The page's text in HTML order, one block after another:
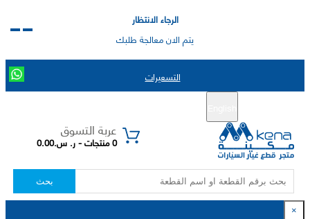
الرجاء الانتظار
يتم الان معالجة طلبك
التسعيرات
عربة التسوق
0 منتجات - ر. س.0.00
بحث
×